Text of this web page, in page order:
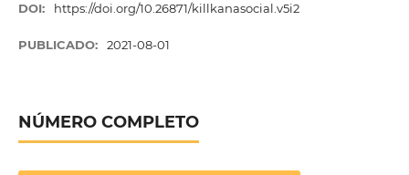
DOI: https://doi.org/10.26871/killkanasocial.v5i2
PUBLICADO: 2021-08-01
NÚMERO COMPLETO